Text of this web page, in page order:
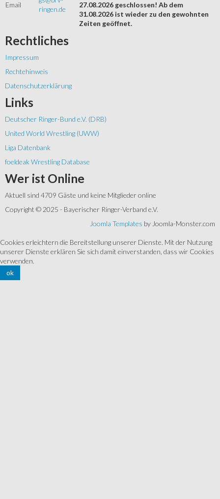
Email
ringen.de
27.08.2026 geschlossen! Ab dem
31.08.2026 ist wieder zu den gewohnten
Zeiten geöffnet.
Rechtliches
Impressum
Rechtehinweis
Datenschutzerklärung
Links
Deutscher Ringer-Bund e.V. (DRB)
United World Wrestling (UWW)
Liga Datenbank
foeldeak Wrestling Database
Wer ist Online
Aktuell sind 4709 Gäste und keine Mitglieder online
Copyright © 2025 - Bayerischer Ringer-Verband e.V.
Joomla Templates by Joomla-Monster.com
Cookies erleichtern die Bereitstellung unserer Dienste. Mit der Nutzung
unserer Dienste erklären Sie sich damit einverstanden, dass wir Cookies
verwenden.
ok